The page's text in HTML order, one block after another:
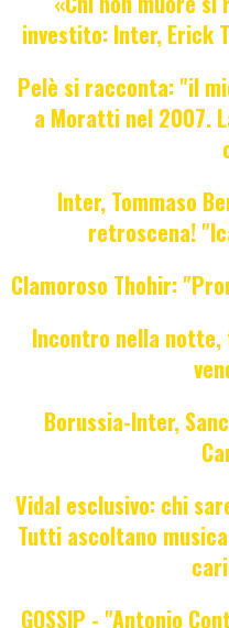
investito: Inter, Erick
Pelè si racconta: "il
a Moratti nel 2007.
Inter, Tommaso
retroscena!
Clamoroso Thohir:
Incontro nella
Borussia-Inter,
Vidal esclusivo: chi
Tutti ascoltano
GOSSIP - "Antonio